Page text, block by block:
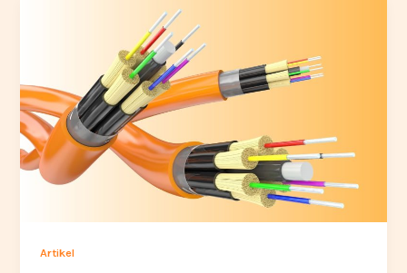
Artikel